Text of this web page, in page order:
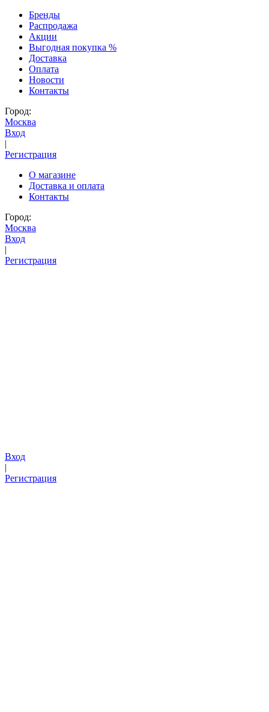
Бренды
Распродажа
Акции
Выгодная покупка %
Доставка
Оплата
Новости
Контакты
Город:
Москва
Вход
|
Регистрация
О магазине
Доставка и оплата
Контакты
Город:
Москва
Вход
|
Регистрация
Вход
|
Регистрация